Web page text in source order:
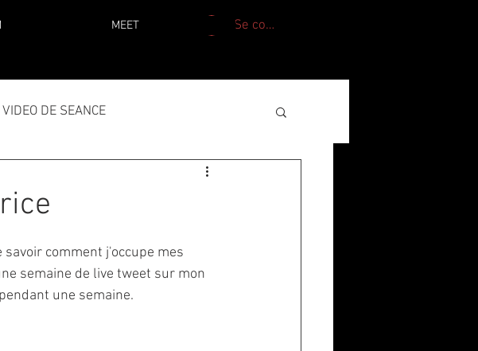
MEET Se connecter
VIDEO DE SEANCE
savoir comment j'occupe mes
semaine de live tweet sur mon
une semaine.